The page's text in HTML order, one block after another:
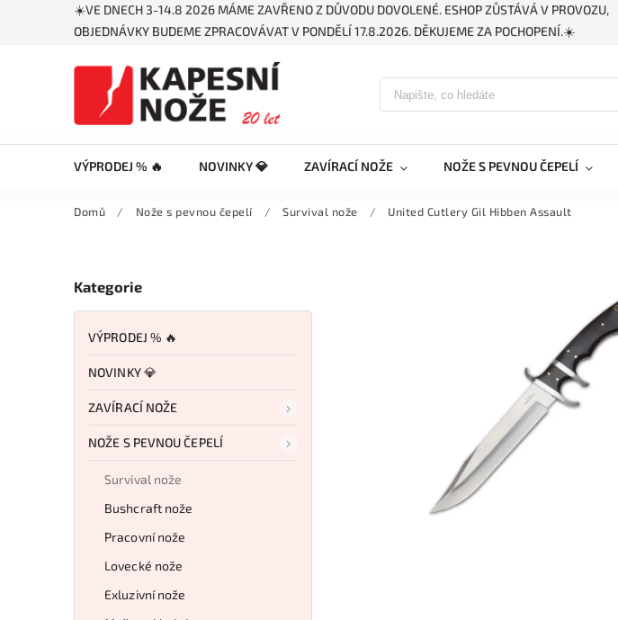
☀️VE DNECH 3-14.8 2026 MÁME ZAVŘENO Z DŮVODU DOVOLENÉ. ESHOP ZŮSTÁVÁ V PROVOZU,
OBJEDNÁVKY BUDEME ZPRACOVÁVAT V PONDĚLÍ 17.8.2026. DĚKUJEME ZA POCHOPENÍ.☀️
VÝPRODEJ % 🔥 NOVINKY 💎 ZAVÍRACÍ NOŽE NOŽE S PEVNOU ČEPELÍ
Domů / Nože s pevnou čepelí / Survival nože / United Cutlery Gil Hibben Assault
Kategorie
VÝPRODEJ % 🔥
NOVINKY 💎
ZAVÍRACÍ NOŽE
NOŽE S PEVNOU ČEPELÍ
Survival nože
Bushcraft nože
Pracovní nože
Lovecké nože
Exluzivní nože